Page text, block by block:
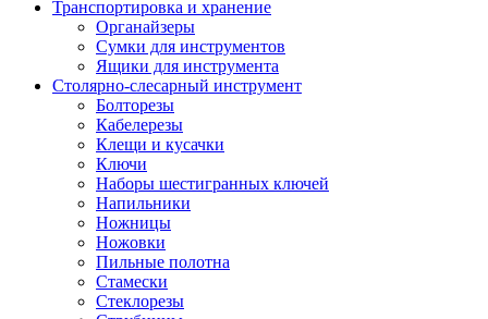
Транспортировка и хранение
Органайзеры
Сумки для инструментов
Ящики для инструмента
Столярно-слесарный инструмент
Болторезы
Кабелерезы
Клещи и кусачки
Ключи
Наборы шестигранных ключей
Напильники
Ножницы
Ножовки
Пильные полотна
Стамески
Стеклорезы